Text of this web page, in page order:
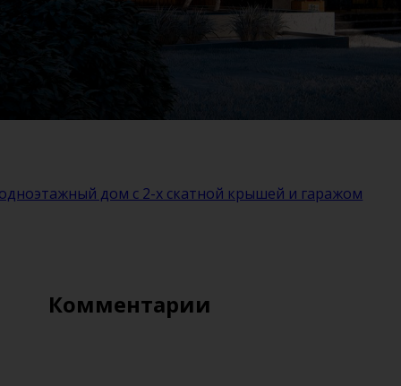
дом с 2-х скатной крышей и гаражом
Комментарии